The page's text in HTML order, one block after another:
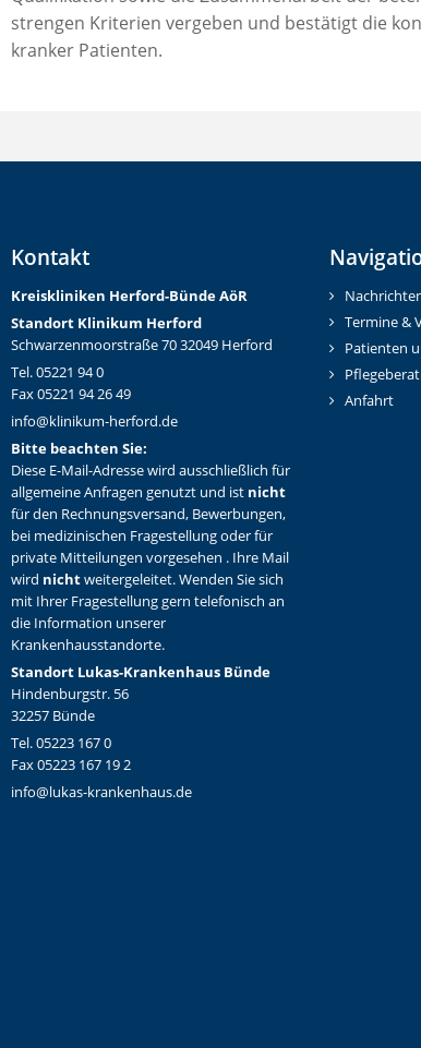
strengen Kriterien vergeben und bestätigt die
kranker Patienten.
Kontakt
Kreiskliniken Herford-Bünde AöR
Standort Klinikum Herford
Schwarzenmoorstraße 70 32049 Herford
Tel. 05221 94 0
Fax 05221 94 26 49
info@klinikum-herford.de
Bitte beachten Sie:
Diese E-Mail-Adresse wird ausschließlich für
allgemeine Anfragen genutzt und ist nicht
für den Rechnungsversand, Bewerbungen,
bei medizinischen Fragestellung oder für
private Mitteilungen vorgesehen . Ihre Mail
wird nichtweitergeleitet. Wenden Sie sich
mit Ihrer Fragestellung gern telefonisch an
die Information unserer
Krankenhausstandorte.
Standort Lukas-Krankenhaus Bünde
Hindenburgstr. 56
32257 Bünde
Tel. 05223 167 0
Fax 05223 167 19 2
info@lukas-krankenhaus.de
Termine &
Patienten
Anfahrt